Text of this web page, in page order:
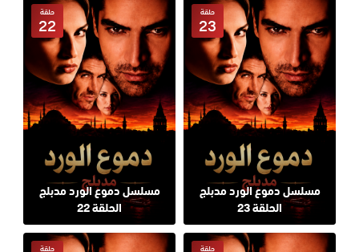
مسلسل دموع الورد مدبلج
الحلقة 23
حلقة
23
مسلسل دموع الورد مدبلج
الحلقة 22
حلقة
22
حلقة حلقة